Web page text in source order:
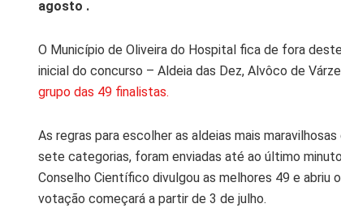
agosto .
O Município de Oliveira do Hospital fica de fora
inicial do concurso – Aldeia das Dez, Alvôco de
grupo das 49 finalistas.
As regras para escolher as aldeias mais
sete categorias, foram enviadas até ao último
Conselho Científico divulgou as melhores 49 e
votação começará a partir de 3 de julho.